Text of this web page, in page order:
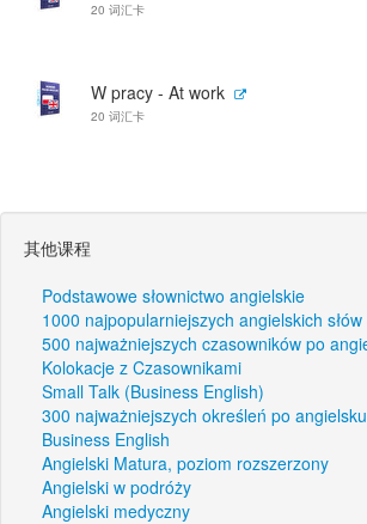
20 词汇卡
W pracy - At work
20 词汇卡
其他课程
Podstawowe słownictwo angielskie
1000 najpopularniejszych angielskich słów
500 najważniejszych czasowników po
Kolokacje z Czasownikami
Small Talk (Business English)
300 najważniejszych określeń po angielsku
Business English
Angielski Matura, poziom rozszerzony
Angielski w podróży
Angielski medyczny